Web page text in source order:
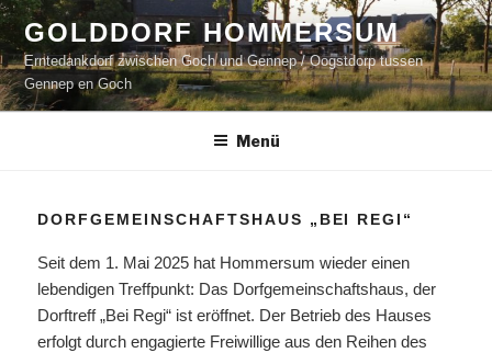
Zum
Inhalt
springen
GOLDDORF HOMMERSUM
Erntedankdorf zwischen Goch und Gennep / Oogstdorp tussen
Gennep en Goch
Menü
DORFGEMEINSCHAFTSHAUS „BEI REGI“
Seit dem 1. Mai 2025 hat Hommersum wieder einen
lebendigen Treffpunkt: Das Dorfgemeinschaftshaus, der
Dorftreff „Bei Regi“ ist eröffnet. Der Betrieb des Hauses
erfolgt durch engagierte Freiwillige aus den Reihen des